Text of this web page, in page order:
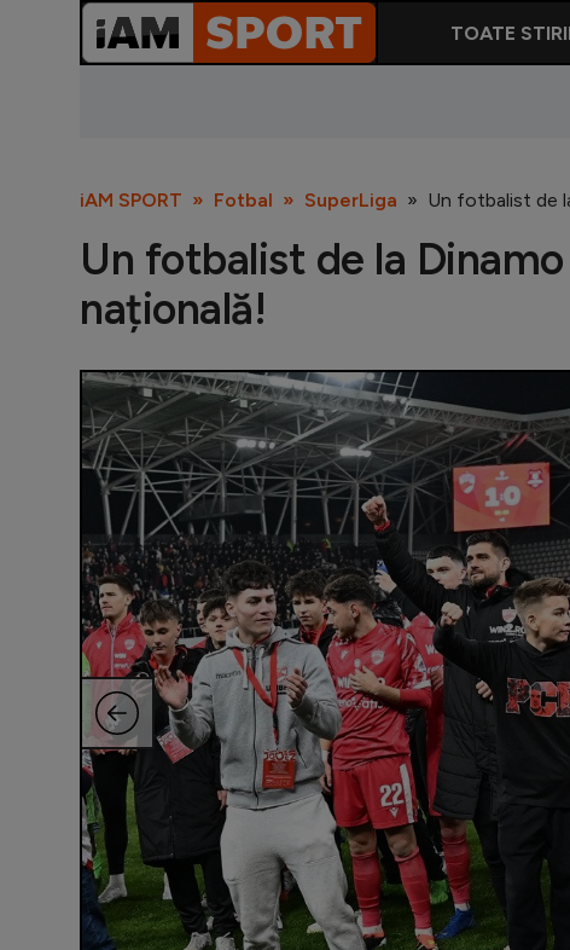
TOATE
iAM SPORT Fotbal SuperLiga Un fotbalist de
Un fotbalist de la
națională!